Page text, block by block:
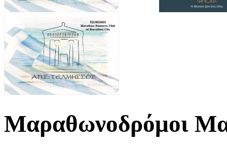
Μαραθωνοδρόμοι